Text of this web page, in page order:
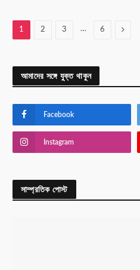
1 2 3 … 6 Next
আমাদের সঙ্গে যুক্ত থাকুন
Facebook
Instagram
সাম্প্রতিক পোস্ট